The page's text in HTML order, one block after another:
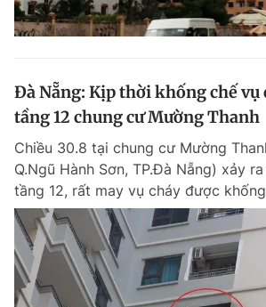
Đà Nẵng: Kịp thời khống chế vụ
tầng 12 chung cư Mường Thanh
Chiều 30.8 tại chung cư Mường
Q.Ngũ Hành Sơn, TP.Đà Nẵng) xảy
tầng 12, rất may vụ cháy được